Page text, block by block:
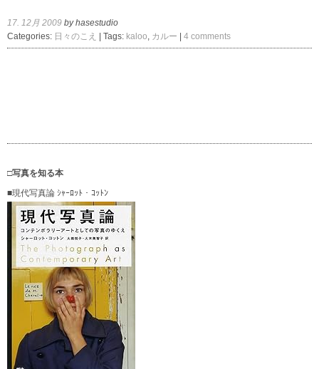
17. 12月 2009 by hasestudio
Categories: 日々のこえ | Tags: kaloo, カルー 4 comments
□写真を知る本
■現代写真論 ｼｬｰﾛｯﾄ・ｺｯﾄﾝ